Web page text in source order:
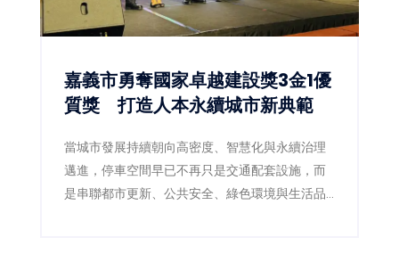
嘉義市勇奪國家卓越建設獎3金1優
質獎 打造人本永續城市新典範
當城市發展持續朝向高密度、智慧化與永續治理
邁進，停車空間早已不再只是交通配套設施，而
是串聯都市更新、公共安全、綠色環境與生活品